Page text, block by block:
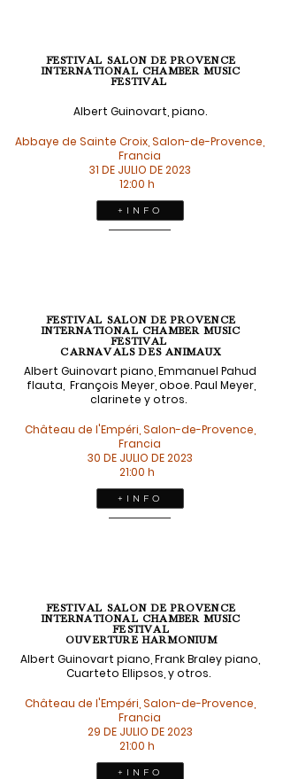
FESTIVAL SALON DE PROVENCE
INTERNATIONAL CHAMBER MUSIC
FESTIVAL
Albert Guinovart, piano.
Abbaye de Sainte Croix, Salon-de-Provence,
Francia
31 DE JULIO DE 2023
12:00 h
+ I N F O
FESTIVAL SALON DE PROVENCE
INTERNATIONAL CHAMBER MUSIC
FESTIVAL
CARNAVALS DES ANIMAUX
Albert Guinovart piano, Emmanuel Pahud
flauta, François Meyer, oboe. Paul Meyer,
clarinete y otros.
Château de l'Empéri, Salon-de-Provence,
Francia
30 DE JULIO DE 2023
21:00 h
+ I N F O
FESTIVAL SALON DE PROVENCE
INTERNATIONAL CHAMBER MUSIC
FESTIVAL
OUVERTURE HARMONIUM
Albert Guinovart piano, Frank Braley piano,
Cuarteto Ellipsos, y otros.
Château de l'Empéri, Salon-de-Provence,
Francia
29 DE JULIO DE 2023
21:00 h
+ I N F O